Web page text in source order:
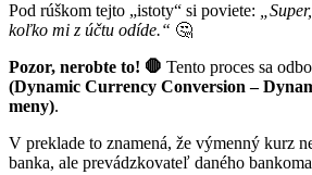
Pod rúškom tejto „istoty“ si poviete:
koľko mi z účtu odíde.“ 🤔
Pozor, nerobte to! 🛑 Tento proces sa
(Dynamic Currency Conversion –
meny).
V preklade to znamená, že výmenný kurz
banka, ale prevádzkovateľ daného